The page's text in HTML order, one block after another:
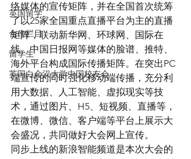
英国留学
合作栏目
留学生
英国白金汉大学中国校友会
络媒体的宣传矩阵，并在全国首次统筹
了以25家全国重点直播平台为主的直播
矩阵，联动新华网、环球网、国际在
线、中国日报网等媒体的脸谱、推特、
海外平台构成国际传播矩阵。在突出PC
端宣传的同时强化移动端传播，充分利
用大数据、人工智能、虚拟现实等技
术，通过图片、H5、短视频、直播等，
在微博、微信、客户端等平台上展示大
会盛况，共同做好大会网上宣传。
同步上线的新浪智能频道是本次大会的